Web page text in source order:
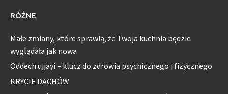
RÓŻNE
Małe zmiany, które sprawią, że Twoja kuchnia będzie
wyglądała jak nowa
Oddech ujjayi – klucz do zdrowia psychicznego i fizycznego
KRYCIE DACHÓW